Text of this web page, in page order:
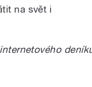
na svět i